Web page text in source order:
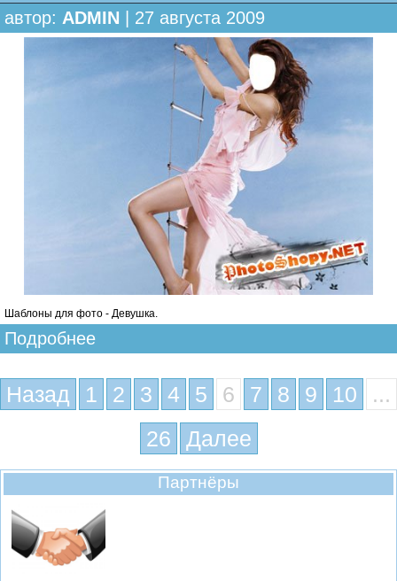
автор: ADMIN | 27 августа 2009
Шаблоны для фото - Девушка.
Подробнее
Назад 1 2 3 4 5 6 7 8 9 10
...
26
Далее
Партнёры